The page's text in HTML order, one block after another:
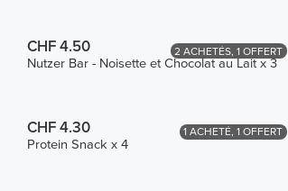
2 ACHETÉS, 1 OFFERT
CHF 4.50
Nutzer Bar - Noisette et Chocolat au Lait x 3
1 ACHETÉ, 1 OFFERT
CHF 4.30
Protein Snack x 4